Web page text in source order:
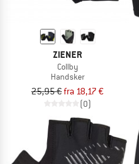
ZIENER
Collby
Handsker
25,95 €fra 18,17 €
(0)